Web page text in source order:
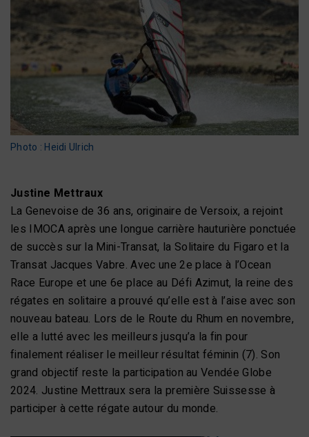
Photo : Heidi Ulrich
Justine Mettraux
La Genevoise de 36 ans, originaire de Versoix, a rejoint
les IMOCA après une longue carrière hauturière ponctuée
de succès sur la Mini-Transat, la Solitaire du Figaro et la
Transat Jacques Vabre. Avec une 2e place à l’Ocean
Race Europe et une 6e place au Défi Azimut, la reine des
régates en solitaire a prouvé qu’elle est à l’aise avec son
nouveau bateau. Lors de le Route du Rhum en novembre,
elle a lutté avec les meilleurs jusqu’a la fin pour
finalement réaliser le meilleur résultat féminin (7). Son
grand objectif reste la participation au Vendée Globe
2024. Justine Mettraux sera la première Suissesse à
participer à cette régate autour du monde.